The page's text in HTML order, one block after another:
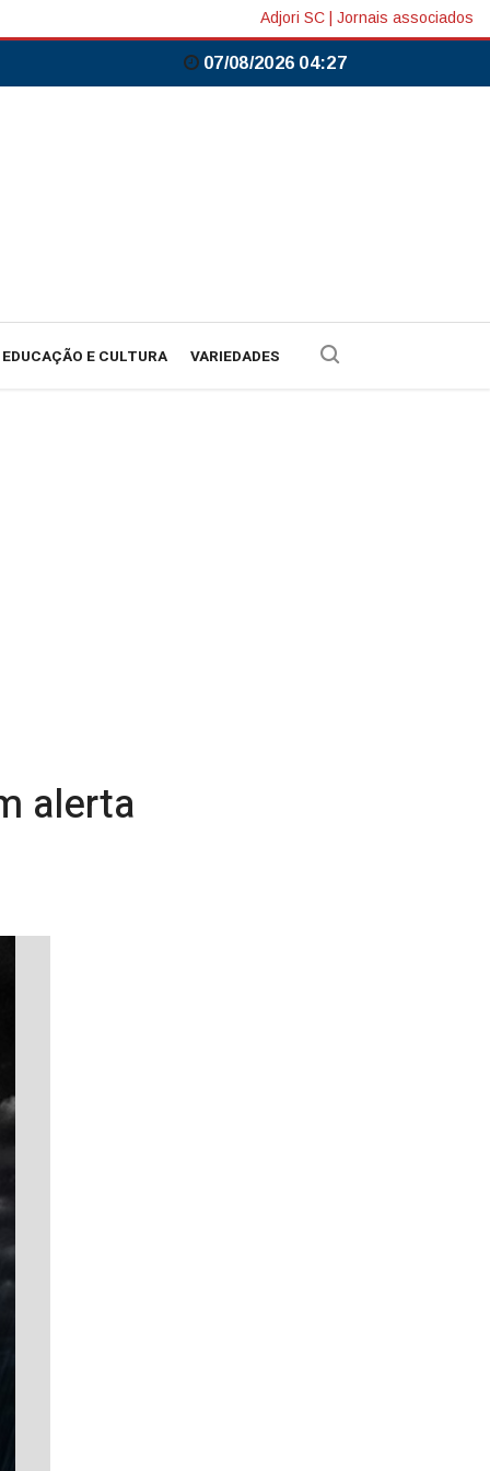
Adjori SC Jornais associados
07/08/2026 04:27
EDUCAÇÃO E CULTURA VARIEDADES
alerta